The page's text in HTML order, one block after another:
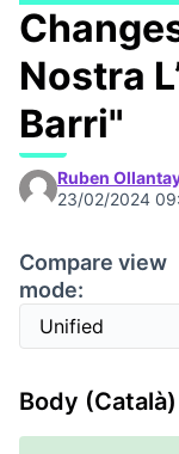
Nostra
Barri"
Ruben
23/02/2024
Compare view
mode:
Body (Català)